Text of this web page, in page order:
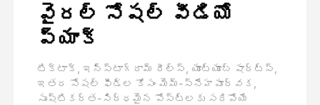
వైరల్ సోషల్ వీడియో
ప్యాక్
టిక్టాక్, ఇన్స్టాగ్రామ్ రీల్స్, యూట్యూబ్ షార్ట్స్,
ఇతర సోషల్ ఫీడ్ల కోసం మెమ్-స్నేహపూర్వక,
సృష్టికర్త-సిద్ధమైన పోస్ట్లకు సరిపోయే